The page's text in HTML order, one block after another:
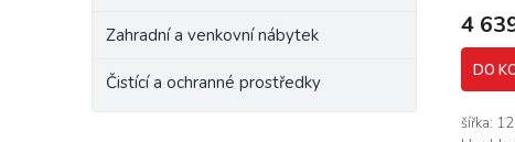
Zahradní a venkovní nábytek
Čistící a ochranné prostředky
4
DO
šířka: